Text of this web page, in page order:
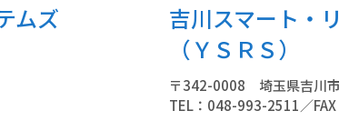
ムズ
吉川スマート・
（ＹＳＲＳ）
〒342-0008 埼玉県吉川
TEL：048-993-2511／